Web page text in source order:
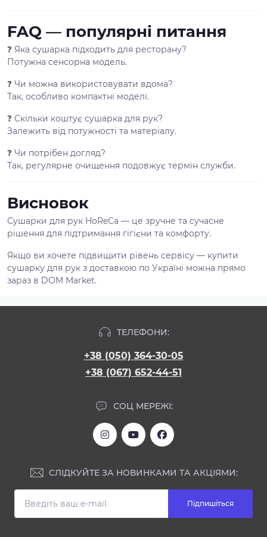
FAQ — популярні питання
❓ Яка сушарка підходить для ресторану?
Потужна сенсорна модель.
❓ Чи можна використовувати вдома?
Так, особливо компактні моделі.
❓ Скільки коштує сушарка для рук?
Залежить від потужності та матеріалу.
❓ Чи потрібен догляд?
Так, регулярне очищення подовжує термін служби.
Висновок
Сушарки для рук HoReCa — це зручне та сучасне
рішення для підтримання гігієни та комфорту.
Якщо ви хочете підвищити рівень сервісу — купити
сушарку для рук з доставкою по Україні можна прямо
зараз в DOM Market.
ТЕЛЕФОНИ:
+38 (050) 364-30-05
+38 (067) 652-44-51
СОЦ МЕРЕЖІ:
СЛІДКУЙТЕ ЗА НОВИНКАМИ ТА АКЦІЯМИ:
Підпишіться